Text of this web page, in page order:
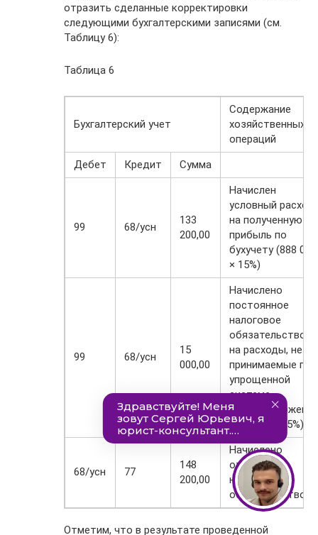
отразить сделанные ­корректировки
следующими бухгалтерскими записями (см.
Таблицу 6):
Таблица 6
Бухгалтерский учет
Содержание
хозяйственных
операций
Дебет
Кредит Сумма
99 68/усн
133
200,00
Начислен
условный расход
на полученную
прибыль по
бухучету (888 000
× 15%)
99 68/усн
15
000,00
Начислено
постоянное
налоговое
обязательство
на расходы, не
принимаемые при
упрощенной
системе
налогообложения
(100 000 × 15%)
68/усн 77
148
200,00
Начислено
отложенное
налоговое
обязательство
Отметим, что в результате проведенной